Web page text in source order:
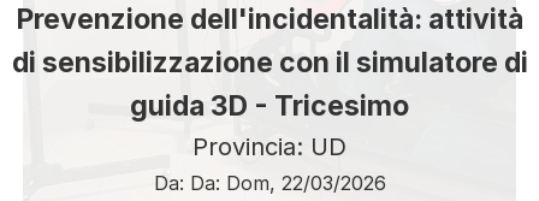
Prevenzione dell'incidentalità: attività
di sensibilizzazione con il simulatore di
guida 3D - Tricesimo
Provincia: UD
Da: Da: Dom, 22/03/2026